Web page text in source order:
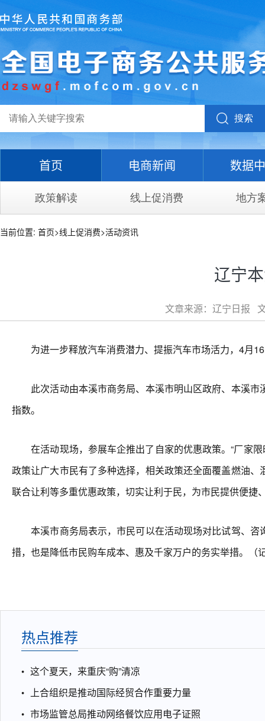
搜索
首页 电商新闻 数据
政策解读 线上促消费 地方
当前位置: 首页>线上促消费>活动资讯
辽宁
文章来源：辽宁日报
为进一步释放汽车消费潜力、提振汽车市场活力，4月16
此次活动由本溪市商务局、本溪市明山区政府、本溪市
指数。
在活动现场，参展车企推出了自家的优惠政策。“厂家限
政策让广大市民有了多种选择，相关政策还全面覆盖燃油
联合让利等多重优惠政策，切实让利于民，为市民提供便捷
本溪市商务局表示，市民可以在活动现场对比试驾、咨
措，也是降低市民购车成本、惠及千家万户的务实举措。（
热点推荐
这个夏天，来重庆“购”清凉
上合组织是推动国际经贸合作重要力量
市场监管总局推动网络餐饮应用电子证照